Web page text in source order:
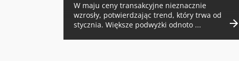
W maju ceny transakcyjne nieznacznie
wzrosły, potwierdzając trend, który trwa od
stycznia. Większe podwyżki odnoto ...